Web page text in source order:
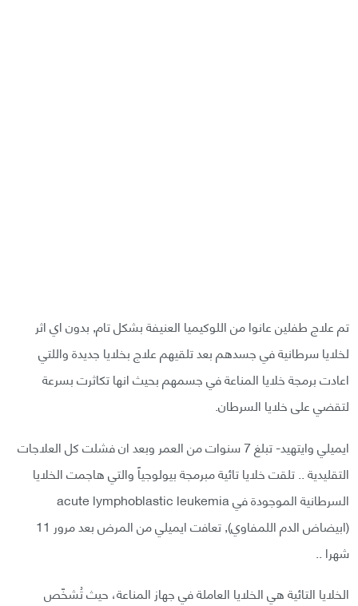
تم علاج طفلين عانوا من اللوكيميا العنيفة بشكل تام, بدون اي اثر
لخلايا سرطانية في جسدهم بعد تلقيهم علاج بخلايا جديدة واللتي
اعادت برمجة خلايا المناعة في جسمهم بحيث انها تكاثرت بسرعة
لتقضي على خلايا السرطان.
ايميلي وايتهيد- تبلغ 7 سنوات من العمر وبعد ان فشلت كل العلاجات
التقليدية .. تلقت خلايا تائية مبرمجة بيولوجياً والتي هاجمت الخلايا
السرطانية الموجودة في acute lymphoblastic leukemia
(ابيضاض الدم اللمفاوي), تعافت ايميلي من المرض بعد مرور 11
شهرا ..
الخلايا التائية هي الخلايا العاملة في جهاز المناعة، حيث تُشخّص